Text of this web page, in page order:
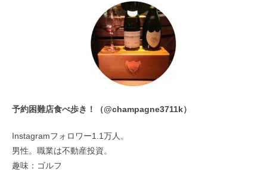
予約困難店食べ歩き！（@champagne3711k）
Instagramフォロワー1.1万人。
男性。職業は不動産投資。
趣味：ゴルフ